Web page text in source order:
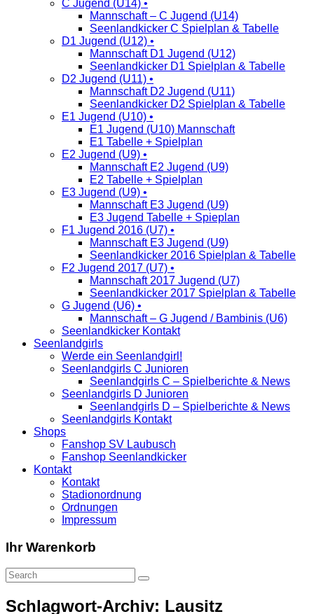
C Jugend (U14) •
Mannschaft – C Jugend (U14)
Seenlandkicker C Spielplan & Tabelle
D1 Jugend (U12) •
Mannschaft D1 Jugend (U12)
Seenlandkicker D1 Spielplan & Tabelle
D2 Jugend (U11) •
Mannschaft D2 Jugend (U11)
Seenlandkicker D2 Spielplan & Tabelle
E1 Jugend (U10) •
E1 Jugend (U10) Mannschaft
E1 Tabelle + Spielplan
E2 Jugend (U9) •
Mannschaft E2 Jugend (U9)
E2 Tabelle + Spielplan
E3 Jugend (U9) •
Mannschaft E3 Jugend (U9)
E3 Jugend Tabelle + Spieplan
F1 Jugend 2016 (U7) •
Mannschaft E3 Jugend (U9)
Seenlandkicker 2016 Spielplan & Tabelle
F2 Jugend 2017 (U7) •
Mannschaft 2017 Jugend (U7)
Seenlandkicker 2017 Spielplan & Tabelle
G Jugend (U6) •
Mannschaft – G Jugend / Bambinis (U6)
Seenlandkicker Kontakt
Seenlandgirls
Werde ein Seenlandgirl!
Seenlandgirls C Junioren
Seenlandgirls C – Spielberichte & News
Seenlandgirls D Junioren
Seenlandgirls D – Spielberichte & News
Seenlandgirls Kontakt
Shops
Fanshop SV Laubusch
Fanshop Seenlandkicker
Kontakt
Kontakt
Stadionordnung
Ordnungen
Impressum
Ihr Warenkorb
Schlagwort-Archiv: Lausitz